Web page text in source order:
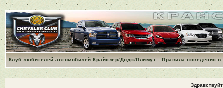
Клуб любителей автомобилей Крайслер/Додж/Плимут Правила поведения